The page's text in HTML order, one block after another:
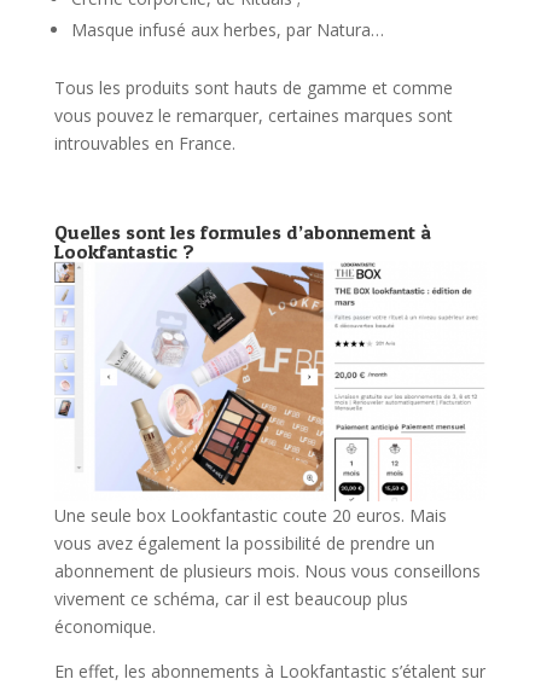
Masque infusé aux herbes, par Natura…
Tous les produits sont hauts de gamme et comme
vous pouvez le remarquer, certaines marques sont
introuvables en France.
Quelles sont les formules d’abonnement à
Lookfantastic ?
Une seule box Lookfantastic coute 20 euros. Mais
vous avez également la possibilité de prendre un
abonnement de plusieurs mois. Nous vous conseillons
vivement ce schéma, car il est beaucoup plus
économique.
En effet, les abonnements à Lookfantastic s’étalent sur